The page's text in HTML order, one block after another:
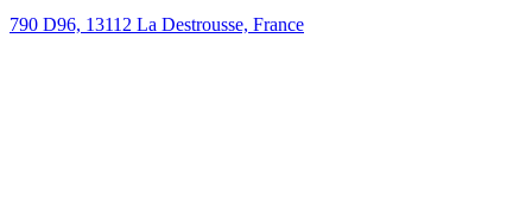
790 D96, 13112 La Destrousse, France